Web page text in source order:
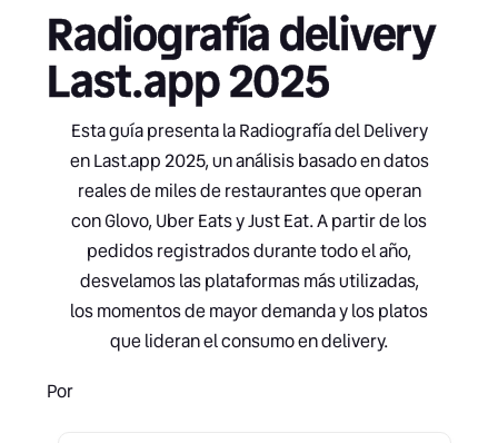
Radiografía delivery
Last.app 2025
Esta guía presenta la Radiografía del Delivery
en Last.app 2025, un análisis basado en datos
reales de miles de restaurantes que operan
con Glovo, Uber Eats y Just Eat. A partir de los
pedidos registrados durante todo el año,
desvelamos las plataformas más utilizadas,
los momentos de mayor demanda y los platos
que lideran el consumo en delivery.
Por